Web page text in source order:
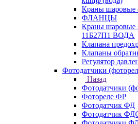
Краны шаровые
ФЛАНЦЫ
Краны шаровые
11Б27П1 ВОДА
Клапана
Клапаны
Регулятор
Фотодатчики
Назад
Фотодатчики
Фотореле ФР
Фотодатчик ФД
Фотодатчик